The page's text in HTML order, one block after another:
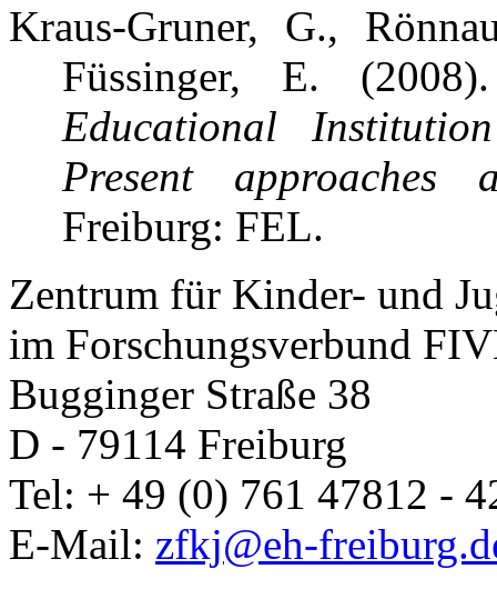
Kraus-Gruner, G.,
Füssinger, E.
Educational
Present approaches
Freiburg: FEL.
Zentrum für Kinder- und
im Forschungsverbund
Bugginger Straße 38
D - 79114 Freiburg
Tel: + 49 (0) 761 47812 -
E-Mail: zfkj@eh-